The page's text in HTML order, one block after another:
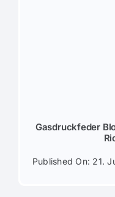
Gasdruckfeder
Published On: 21.